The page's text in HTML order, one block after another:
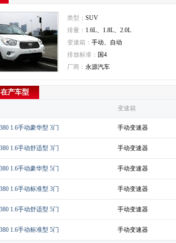
类型： SUV
排量： 1.6L、1.8L、2.0L
变速箱： 手动、自动
排放标准： 国4
厂商： 永源汽车
产车型
变速箱
1.6手动豪华型 3门 手动变速器
1.6手动舒适型 3门 手动变速器
1.6手动豪华型 5门 手动变速器
1.6手动标准型 3门 手动变速器
1.6手动舒适型 5门 手动变速器
1.6手动标准型 5门 手动变速器